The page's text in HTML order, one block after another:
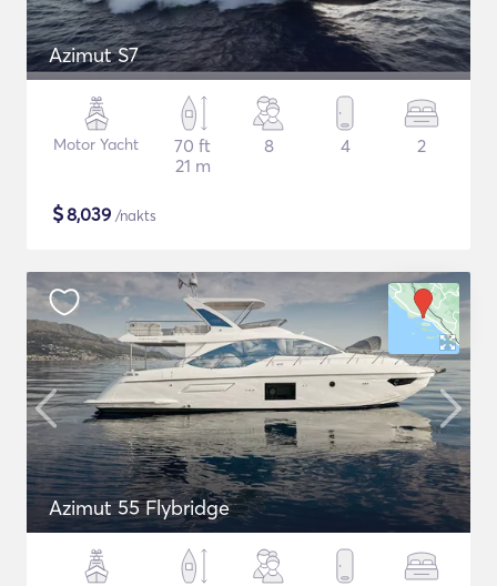
Azimut S7
Motor Yacht
70 ft
21 m
8 4 2
$8,039 /nakts
Azimut 55 Flybridge